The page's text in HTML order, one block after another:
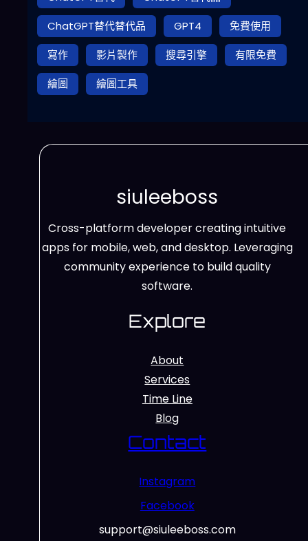
ChatGPT替代替代品
GPT4
免費使用
寫作
影片製作 搜尋引擎
有限免費
繪圖
繪圖工具
siuleeboss
Cross-platform developer creating intuitive
apps for mobile, web, and desktop. Leveraging
community experience to build quality
software.
Explore
About
Services
Time Line
Blog
Contact
Instagram
Facebook
support@siuleeboss.com